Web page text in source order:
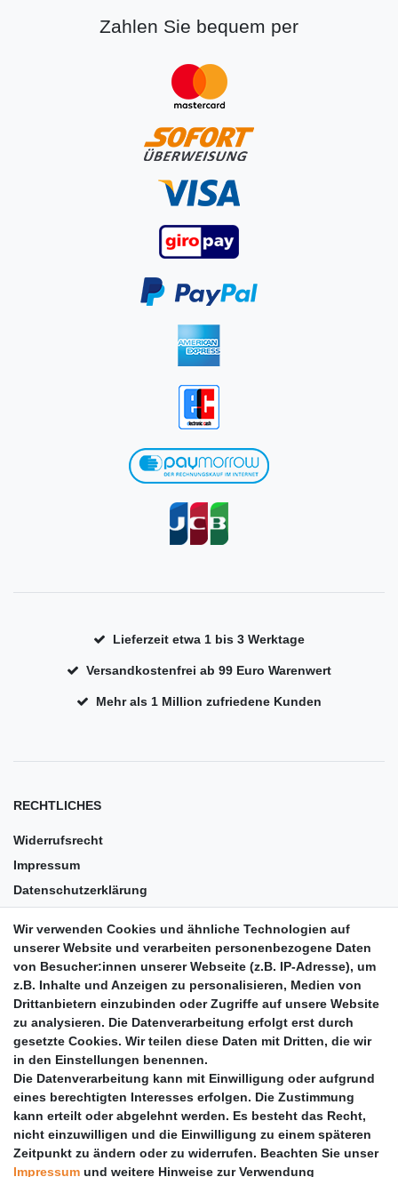
Zahlen Sie bequem per
Lieferzeit etwa 1 bis 3 Werktage
Versandkostenfrei ab 99 Euro Warenwert
Mehr als 1 Million zufriedene Kunden
RECHTLICHES
Widerrufsrecht
Impressum
Datenschutzerklärung
Barrierefreiheit
Anleitungen
Vertrag widerrufen
PARTNER
DHL
GLS
PaketPLUS
Wir verwenden Cookies und ähnliche Technologien auf
unserer Website und verarbeiten personenbezogene Daten
von Besucher:innen unserer Webseite (z.B. IP-Adresse), um
z.B. Inhalte und Anzeigen zu personalisieren, Medien von
Drittanbietern einzubinden oder Zugriffe auf unsere Website
zu analysieren. Die Datenverarbeitung erfolgt erst durch
gesetzte Cookies. Wir teilen diese Daten mit Dritten, die wir
in den Einstellungen benennen.
Die Datenverarbeitung kann mit Einwilligung oder aufgrund
eines berechtigten Interesses erfolgen. Die Zustimmung
kann erteilt oder abgelehnt werden. Es besteht das Recht,
nicht einzuwilligen und die Einwilligung zu einem späteren
Zeitpunkt zu ändern oder zu widerrufen. Beachten Sie unser
Impressum und weitere Hinweise zur Verwendung